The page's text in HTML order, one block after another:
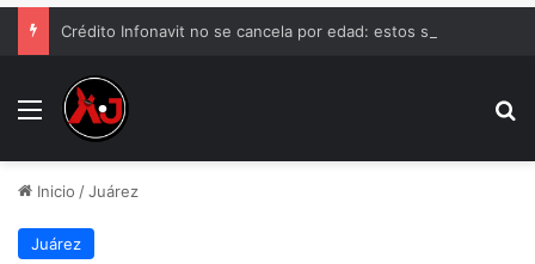
Menu
Inicio /Juárez
Juárez